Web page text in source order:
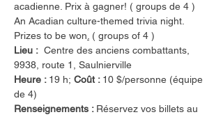
acadienne. Prix à gagner! ( groups de 4 )
An Acadian culture-themed trivia night.
Prizes to be won ( groups of 4 )
Lieu : Centre des anciens combattants,
9938, route 1, Saulnierville
Heure : 19 h; Coût : 10 $/personne (équipe
de 4)
Renseignements : Réservez vos billets au